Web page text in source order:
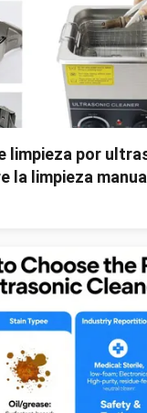
limpieza por
la limpieza